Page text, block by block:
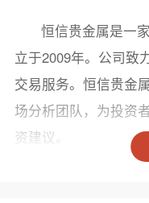
恒信贵金属是一
立于2009年。公司致
交易服务。恒信贵金
场分析团队，为投资
资建议。